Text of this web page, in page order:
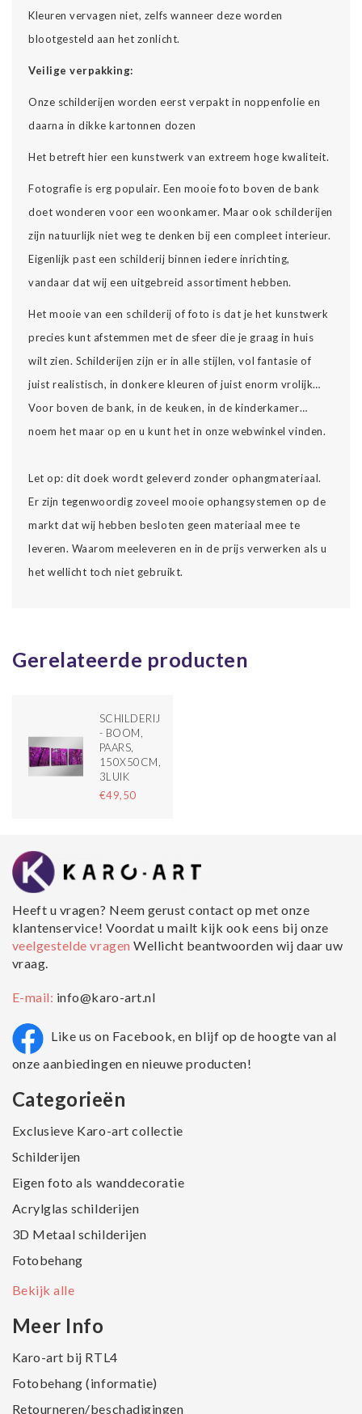
Kleuren vervagen niet, zelfs wanneer deze worden
blootgesteld aan het zonlicht.
Veilige verpakking:
Onze schilderijen worden eerst verpakt in noppenfolie en
daarna in dikke kartonnen dozen
Het betreft hier een kunstwerk van extreem hoge kwaliteit.
Fotografie is erg populair. Een mooie foto boven de bank
doet wonderen voor een woonkamer. Maar ook schilderijen
zijn natuurlijk niet weg te denken bij een compleet interieur.
Eigenlijk past een schilderij binnen iedere inrichting,
vandaar dat wij een uitgebreid assortiment hebben.
Het mooie van een schilderij of foto is dat je het kunstwerk
precies kunt afstemmen met de sfeer die je graag in huis
wilt zien. Schilderijen zijn er in alle stijlen, vol fantasie of
juist realistisch, in donkere kleuren of juist enorm vrolijk…
Voor boven de bank, in de keuken, in de kinderkamer…
noem het maar op en u kunt het in onze webwinkel vinden.
Let op: dit doek wordt geleverd zonder ophangmateriaal.
Er zijn tegenwoordig zoveel mooie ophangsystemen op de
markt dat wij hebben besloten geen materiaal mee te
leveren. Waarom meeleveren en in de prijs verwerken als u
het wellicht toch niet gebruikt.
Gerelateerde producten
SCHILDERIJ
- BOOM,
PAARS,
150X50CM,
3LUIK
€49,50
Heeft u vragen? Neem gerust contact op met onze
klantenservice! Voordat u mailt kijk ook eens bij onze
veelgestelde vragenWellicht beantwoorden wij daar uw
vraag.
E-mail: info@karo-art.nl
Like us on Facebook, en blijf op de hoogte van al
onze aanbiedingen en nieuwe producten!
Categorieën
Exclusieve Karo-art collectie
Schilderijen
Eigen foto als wanddecoratie
Acrylglas schilderijen
3D Metaal schilderijen
Fotobehang
Bekijk alle
Meer Info
Karo-art bij RTL4
Fotobehang (informatie)
Retourneren/beschadigingen